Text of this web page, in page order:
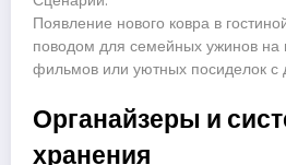
Появление нового ковра в
поводом для семейных ужинов на
фильмов или уютных посиделок с
Органайзеры и
хранения